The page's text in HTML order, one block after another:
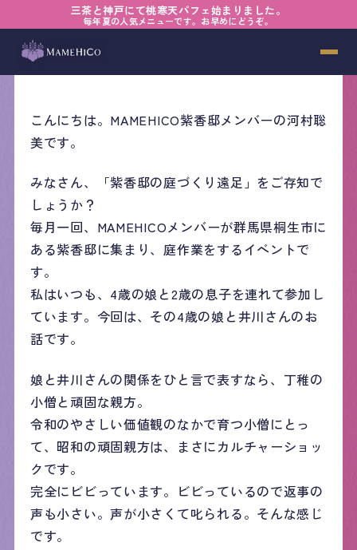
三茶と神戸にて桃寒天パフェ始まりました。
毎年夏の人気メニューです。お早めにどうぞ。
河村 聡美
こんにちは。MAMEHICO紫香邸メンバーの河村聡
美です。
みなさん、「紫香邸の庭づくり遠足」をご存知で
しょうか？
毎月一回、MAMEHICOメンバーが群馬県桐生市に
ある紫香邸に集まり、庭作業をするイベントで
す。
私はいつも、4歳の娘と2歳の息子を連れて参加し
ています。今回は、その4歳の娘と井川さんのお
話です。
娘と井川さんの関係をひと言で表すなら、丁稚の
小僧と頑固な親方。
令和のやさしい価値観のなかで育つ小僧にとっ
て、昭和の頑固親方は、まさにカルチャーショッ
クです。
完全にビビっています。ビビっているので返事の
声も小さい。声が小さくて叱られる。そんな感じ
です。